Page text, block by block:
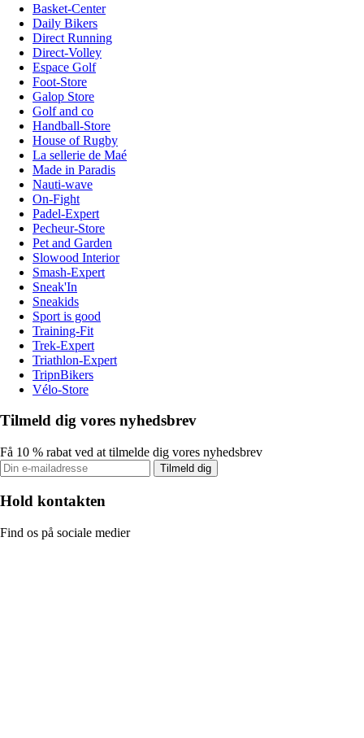
Basket-Center
Daily Bikers
Direct Running
Direct-Volley
Espace Golf
Foot-Store
Galop Store
Golf and co
Handball-Store
House of Rugby
La sellerie de Maé
Made in Paradis
Nauti-wave
On-Fight
Padel-Expert
Pecheur-Store
Pet and Garden
Slowood Interior
Smash-Expert
Sneak'In
Sneakids
Sport is good
Training-Fit
Trek-Expert
Triathlon-Expert
TripnBikers
Vélo-Store
Tilmeld dig vores nyhedsbrev
Få 10 % rabat ved at tilmelde dig vores nyhedsbrev
Tilmeld dig
Hold kontakten
Find os på sociale medier